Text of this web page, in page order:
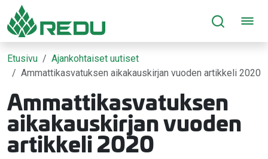
Siirry sivusisältöön
Etusivu
Ajankohtaiset uutiset
Ammattikasvatuksen aikakauskirjan vuoden artikkeli 2020
Ammattikasvatuksen
aikakauskirjan vuoden
artikkeli 2020